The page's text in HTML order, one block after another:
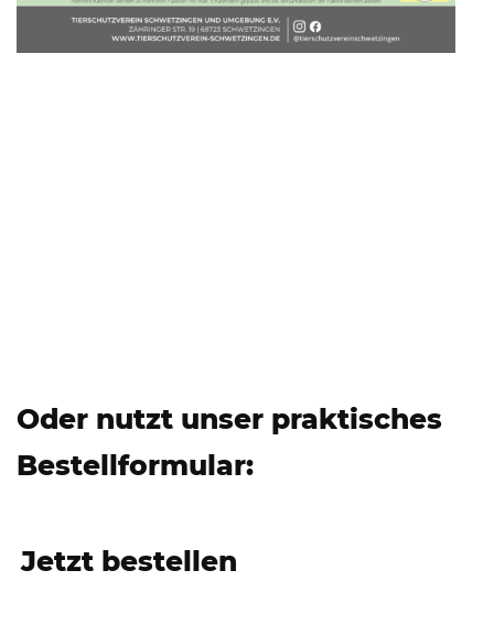
Oder nutzt unser praktisches
Bestellformular:
Jetzt bestellen